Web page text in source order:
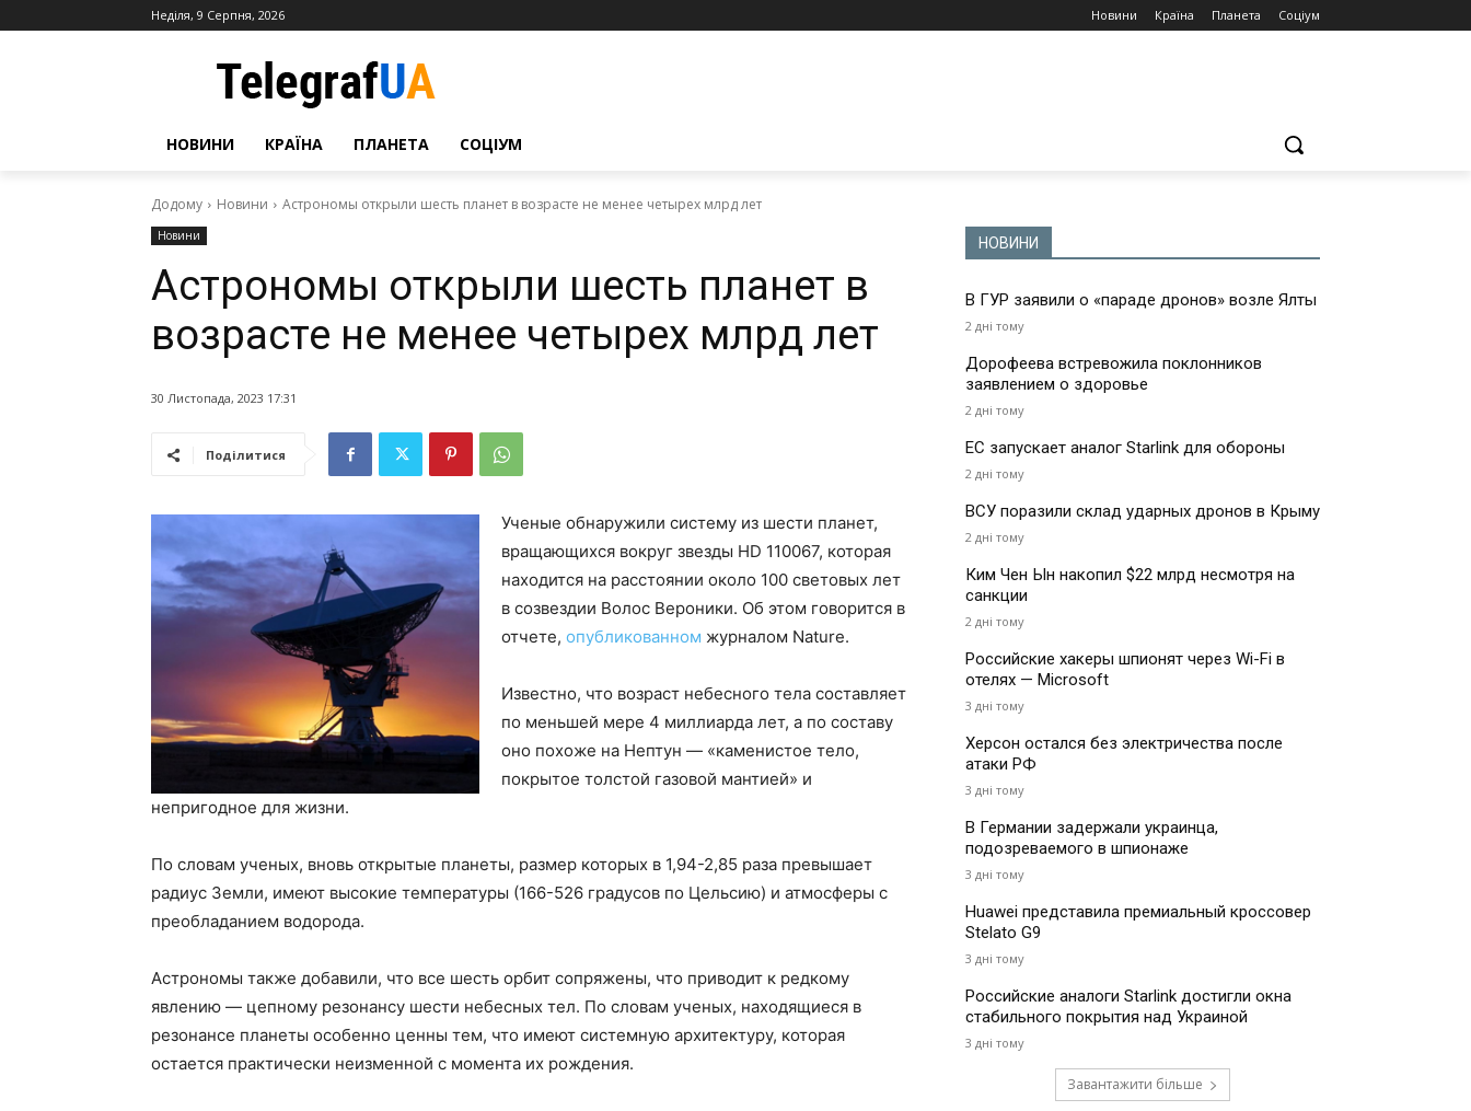
Неділя, 9 Серпня, 2026 Новини Країна Планета Соціум
НОВИНИ КРАЇНА ПЛАНЕТА СОЦІУМ
Додому Новини Астрономы открыли шесть планет в возрасте не менее четырех млрд лет
Новини
Астрономы открыли шесть планет в
возрасте не менее четырех млрд лет
30 Листопада, 2023 17:31
Поділитися
Ученые обнаружили систему из шести планет,
вращающихся вокруг звезды HD 110067, которая
находится на расстоянии около 100 световых лет
в созвездии Волос Вероники. Об этом говорится в
отчете, опубликованном журналом Nature.
Известно, что возраст небесного тела составляет
по меньшей мере 4 миллиарда лет, а по составу
оно похоже на Нептун — «каменистое тело,
покрытое толстой газовой мантией» и
непригодное для жизни.
По словам ученых, вновь открытые планеты, размер которых в 1,94-2,85 раза превышает
радиус Земли, имеют высокие температуры (166-526 градусов по Цельсию) и атмосферы с
преобладанием водорода.
Астрономы также добавили, что все шесть орбит сопряжены, что приводит к редкому
явлению — цепному резонансу шести небесных тел. По словам ученых, находящиеся в
резонансе планеты особенно ценны тем, что имеют системную архитектуру, которая
остается практически неизменной с момента их рождения.
НОВИНИ
В ГУР заявили о «параде дронов» возле Ялты
2 дні тому
Дорофеева встревожила поклонников
заявлением о здоровье
2 дні тому
ЕС запускает аналог Starlink для обороны
2 дні тому
ВСУ поразили склад ударных дронов в Крыму
2 дні тому
Ким Чен Ын накопил $22 млрд несмотря на
санкции
2 дні тому
Российские хакеры шпионят через Wi-Fi в
отелях — Microsoft
3 дні тому
Херсон остался без электричества после
атаки РФ
3 дні тому
В Германии задержали украинца,
подозреваемого в шпионаже
3 дні тому
Huawei представила премиальный кроссовер
Stelato G9
3 дні тому
Российские аналоги Starlink достигли окна
стабильного покрытия над Украиной
3 дні тому
Завантажити більше